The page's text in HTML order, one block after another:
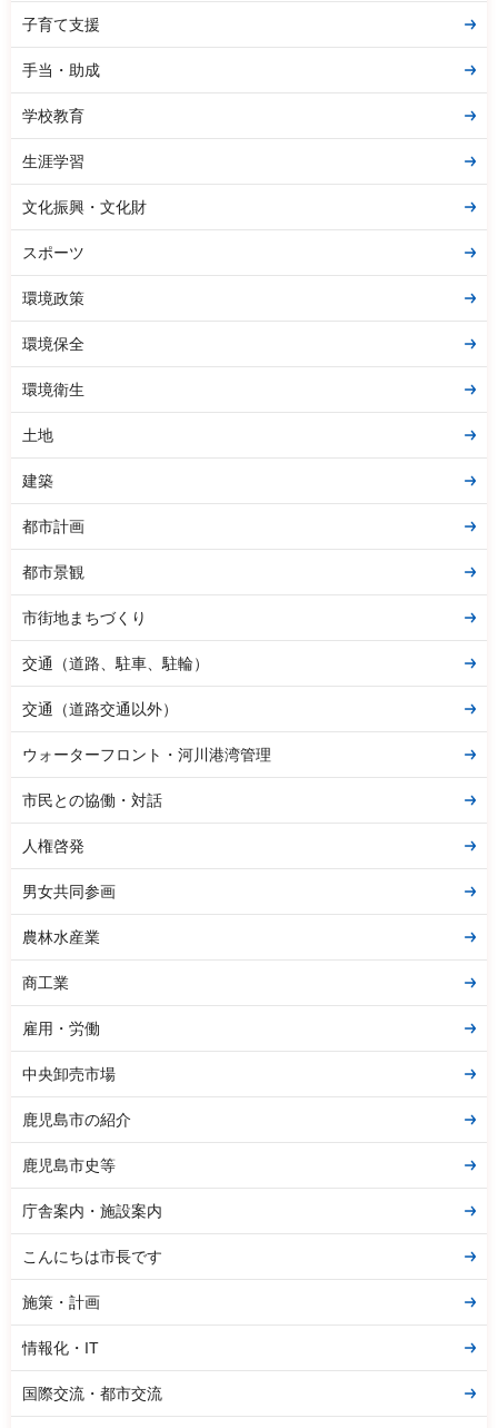
子育て支援
手当・助成
学校教育
生涯学習
文化振興・文化財
スポーツ
環境政策
環境保全
環境衛生
土地
建築
都市計画
都市景観
市街地まちづくり
交通（道路、駐車、駐輪）
交通（道路交通以外）
ウォーターフロント・河川港湾管理
市民との協働・対話
人権啓発
男女共同参画
農林水産業
商工業
雇用・労働
中央卸売市場
鹿児島市の紹介
鹿児島市史等
庁舎案内・施設案内
こんにちは市長です
施策・計画
情報化・IT
国際交流・都市交流